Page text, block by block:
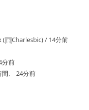
( Charlesbic) / 14分前
分前
間、 24分前